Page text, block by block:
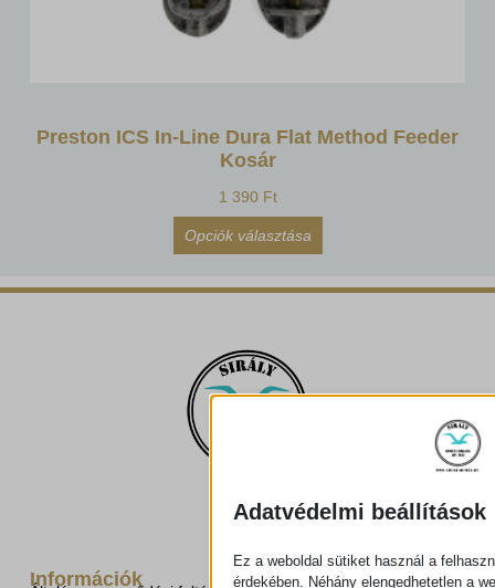
Preston ICS In-Line Dura Flat Method Feeder
Kosár
1 390 Ft
Opciók választása
Információk
Adatvédelmi beállítások
Ez a weboldal sütiket használ a
érdekében. Néhány elengedhetetlen a